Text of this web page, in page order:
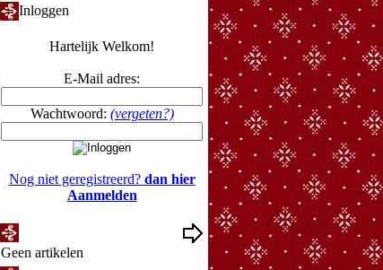
Inloggen
Hartelijk Welkom!
E-Mail adres:
Wachtwoord: (vergeten?)
Nog niet geregistreerd? dan hier
Aanmelden
Geen artikelen